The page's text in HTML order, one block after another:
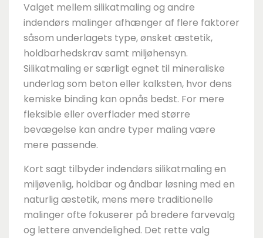
Valget mellem silikatmaling og andre
indendørs malinger afhænger af flere faktorer
såsom underlagets type, ønsket æstetik,
holdbarhedskrav samt miljøhensyn.
Silikatmaling er særligt egnet til mineraliske
underlag som beton eller kalksten, hvor dens
kemiske binding kan opnås bedst. For mere
fleksible eller overflader med større
bevægelse kan andre typer maling være
mere passende.
Kort sagt tilbyder indendørs silikatmaling en
miljøvenlig, holdbar og åndbar løsning med en
naturlig æstetik, mens mere traditionelle
malinger ofte fokuserer på bredere farvevalg
og lettere anvendelighed. Det rette valg